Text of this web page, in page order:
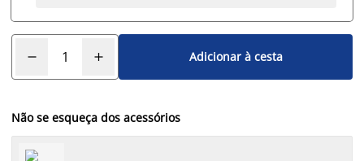
Adicionar à cesta
Não se esqueça dos acessórios